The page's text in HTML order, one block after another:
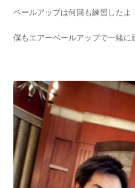
ベールアップは何回も練習したよ！
僕もエアーベールアップで一緒に